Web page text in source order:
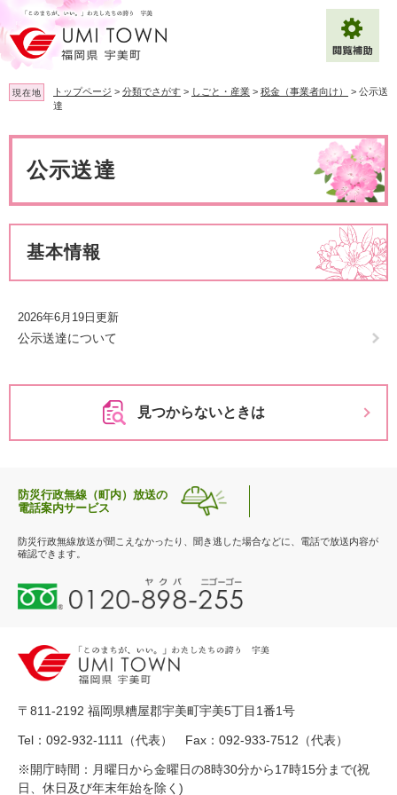
ー
ジ
の
先
頭
す
ニ
ュ
ー
を
飛
し
文字サイズ 標準 拡大
背景色変更
現在地 トップページ > 分類でさがす > しごと・産業 > 税金（事業者向け） > 公示送
達
公示送達
基本情報
2026年6月19日更新
公示送達について
見つからないときは
防災行政無線（町内）放送の
電話案内サービス
防災行政無線放送が聞こえなかったり、聞き逃した場合などに、電話で放送内容が
確認できます。
0
1
-
8
-
5
5
〒811-2192 福岡県糟屋郡宇美町宇美5丁目1番1号
Tel：092-932-1111（代表） Fax：092-933-7512（代表）
※開庁時間：月曜日から金曜日の8時30分から17時15分まで(祝
日、休日及び年末年始を除く)